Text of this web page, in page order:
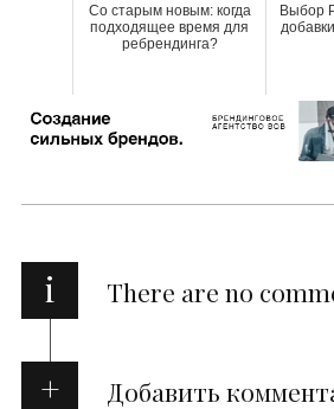
Со старым новым: когда
подходящее время для
ребрендинга?
Выбор
i There are no
Добавить